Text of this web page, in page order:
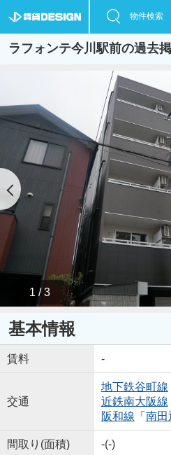
物件検索
ラフォンテ今川駅前の過去
1 / 3
基本情報
賃料 -
交通
地下鉄谷町線
近鉄南大阪線
阪和線 「 南田
間取り(面積) -(-)